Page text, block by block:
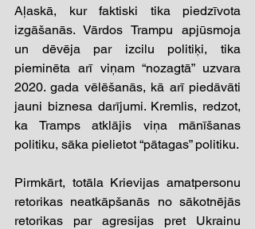
Aļaskā, kur faktiski tika piedzīvota
izgāšanās. Vārdos Trampu apjūsmoja
un dēvēja par izcilu politiķi, tika
pieminēta arī viņam “nozagtā” uzvara
2020. gada vēlēšanās, kā arī piedāvāti
jauni biznesa darījumi. Kremlis, redzot,
ka Tramps atklājis viņa mānīšanas
Pirmkārt, totāla Krievijas amatpersonu
retorikas neatkāpšanās no sākotnējās
retorikas par agresijas pret Ukrainu